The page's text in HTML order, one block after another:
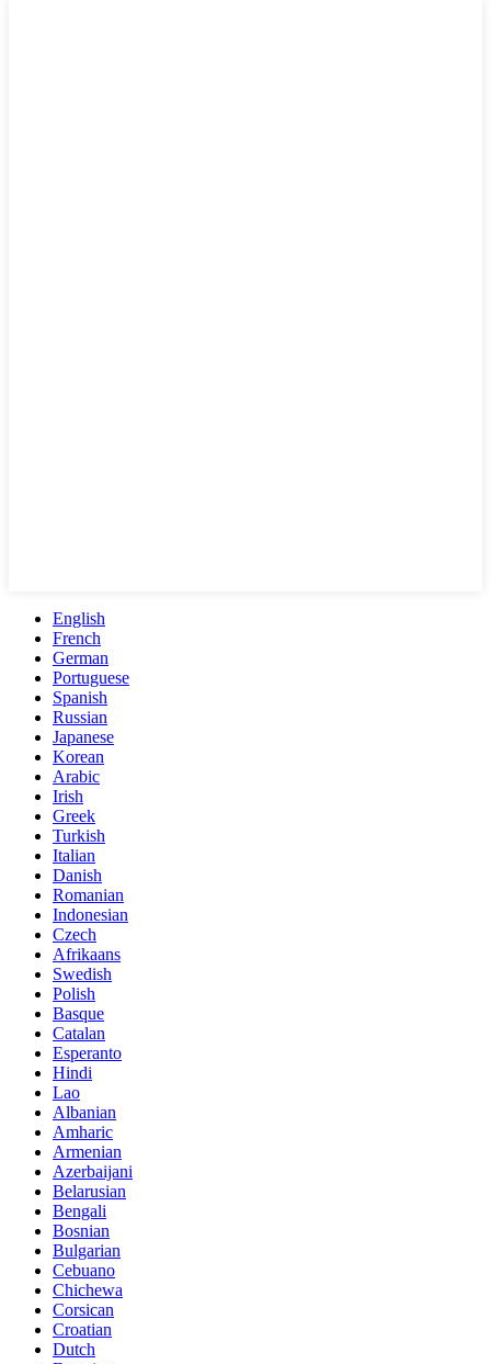
English
French
German
Portuguese
Spanish
Russian
Japanese
Korean
Arabic
Irish
Greek
Turkish
Italian
Danish
Romanian
Indonesian
Czech
Afrikaans
Swedish
Polish
Basque
Catalan
Esperanto
Hindi
Lao
Albanian
Amharic
Armenian
Azerbaijani
Belarusian
Bengali
Bosnian
Bulgarian
Cebuano
Chichewa
Corsican
Croatian
Dutch